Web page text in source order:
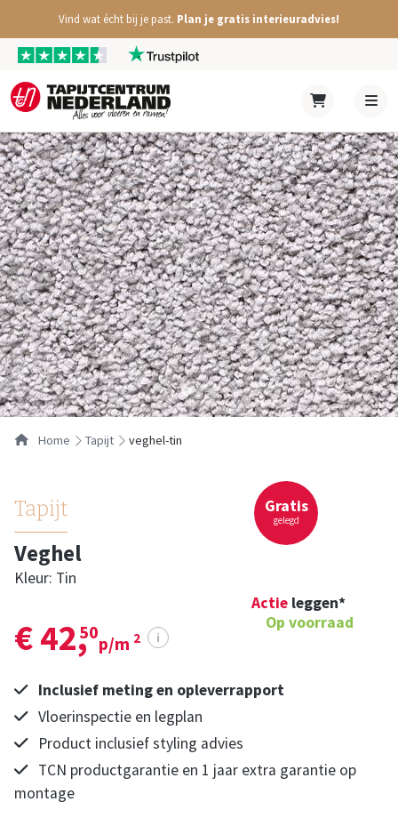
Vind wat écht bij je past. Plan je gratis interieuradvies!
Home tapijt veghel-tin
Tapijt
Veghel
Kleur: Tin
€ 42,
50
p/m 2 i
Actie leggen*
Op voorraad
Inclusief meting en opleverrapport
Vloerinspectie en legplan
Product inclusief styling advies
TCN productgarantie en 1 jaar extra garantie op
montage
Gratis
gelegd